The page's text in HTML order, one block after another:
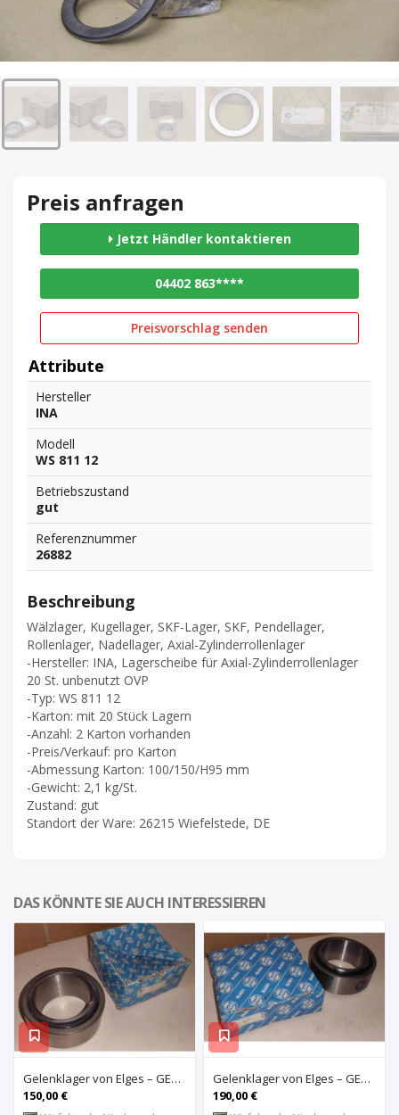
Preis anfragen
Jetzt Händler kontaktieren
04402 863****
Preisvorschlag senden
Attribute
Hersteller
INA
Modell
WS 811 12
Betriebszustand
gut
Referenznummer
26882
Beschreibung
Wälzlager, Kugellager, SKF-Lager, SKF, Pendellager,
Rollenlager, Nadellager, Axial-Zylinderrollenlager
-Hersteller: INA, Lagerscheibe für Axial-Zylinderrollenlager
20 St. unbenutzt OVP
-Typ: WS 811 12
-Karton: mit 20 Stück Lagern
-Anzahl: 2 Karton vorhanden
-Preis/Verkauf: pro Karton
-Abmessung Karton: 100/150/H95 mm
-Gewicht: 2,1 kg/St.
Zustand: gut
Standort der Ware: 26215 Wiefelstede, DE
DAS KÖNNTE SIE AUCH INTERESSIEREN
Gelenklager von Elges – GE120UK-2RS
150,00 €
Gelenklager von Elges – GE140UK-2RS
190,00 €